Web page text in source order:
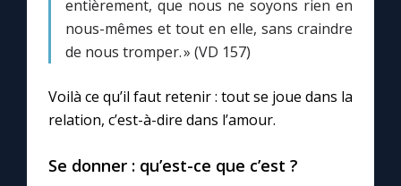
À la une
1000 Raisons de Croire
Chapelet pour le monde
entièrement, que nous ne soyons rien en
nous-mêmes et tout en elle, sans craindre
de nous tromper. » (VD 157)
Voilà ce qu’il faut retenir : tout se joue dans la
relation, c’est-à-dire dans l’amour.
Se donner : qu’est-ce que c’est ?